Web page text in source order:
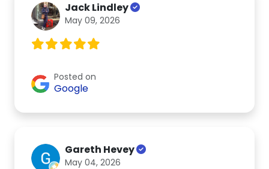
Jack Lindley
May 09, 2026
Posted on
Google
Gareth Hevey
May 04, 2026